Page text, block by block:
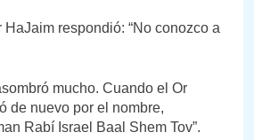
HaJaim respondió: “No conozco a
mucho. Cuando el Or
de nuevo por el nombre,
Rabí Israel Baal Shem Tov”.